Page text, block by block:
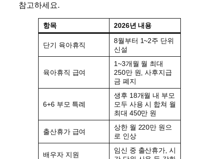
참고하세요.
항목 2026년 내용
단기 육아휴직
8월부터 1~2주 단위
신설
육아휴직 급여
1~3개월 월 최대
250만 원, 사후지급
금 폐지
6+6 부모 특례
생후 18개월 내 부모
모두 사용 시 합쳐 월
최대 450만 원
출산휴가 급여
상한 월 220만 원으
로 인상
배우자 지원
임신 중 출산휴가, 시